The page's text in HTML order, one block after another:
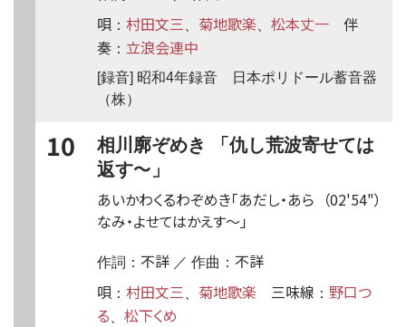
唄 ： 村田文三 菊地歌楽 松本丈一
伴
奏 ： 立浪会連中
[録音] 昭和4年録音 日本ポリドール蓄音器
（株）
10
相川廓ぞめき 「仇し荒波寄せては
返す〜 」
（02'54"）
あいかわくるわぞめき「あだし・あら
なみ・よせてはかえす〜 」
作詞： 不詳 ／ 作曲： 不詳
唄 ： 村田文三 菊地歌楽 三味線 ： 野口つ
る
松下くめ